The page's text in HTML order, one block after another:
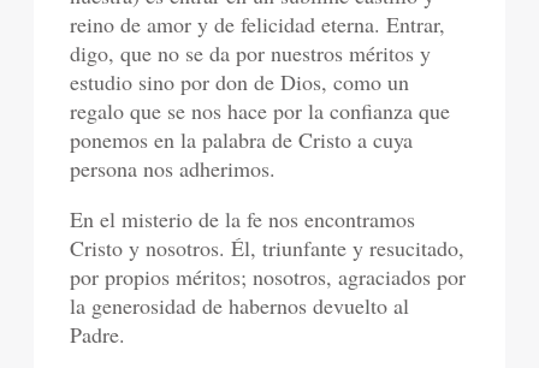
reino de amor y de felicidad eterna. Entrar,
digo, que no se da por nuestros méritos y
estudio sino por don de Dios, como un
regalo que se nos hace por la confianza que
ponemos en la palabra de Cristo a cuya
persona nos adherimos.
En el misterio de la fe nos encontramos
Cristo y nosotros. Él, triunfante y resucitado,
por propios méritos; nosotros, agraciados por
la generosidad de habernos devuelto al
Padre.